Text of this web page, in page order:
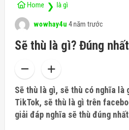
Home ❯ là gì
wowhay4u 4 năm trước
Sẽ thù là gì? Đúng
Sẽ thù là gì, sẽ thù có nghĩa là
TikTok, sẽ thù là gì trên
giải đáp nghĩa sẽ thù đúng